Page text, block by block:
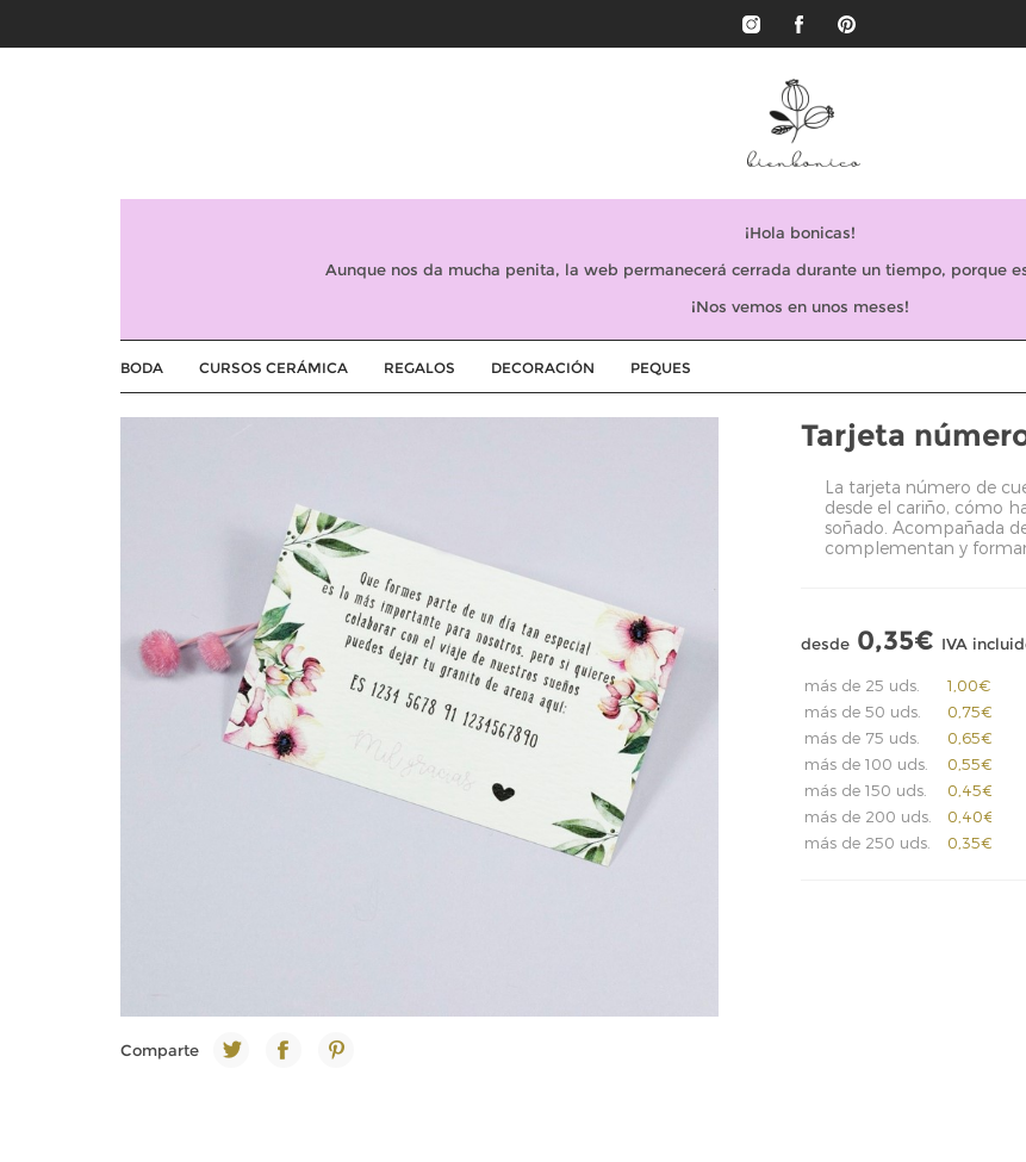
¡Hola bonicas!
Aunque nos da mucha penita, la web permanecerá cerrada durante un tiempo, porque
¡Nos vemos en unos meses!
BODA CURSOS CERÁMICA REGALOS DECORACIÓN PEQUES
Comparte
Tarjeta
La tarjeta número de
desde el cariño, cómo
soñado. Acompañada
complementan y
desde 0,35€ IVA
más de 25 uds.
más de 50 uds.
más de 75 uds.
más de 100 uds.
más de 150 uds.
más de 200 uds.
más de 250 uds.
1,00€
0,75€
0,65€
0,55€
0,45€
0,40€
0,35€